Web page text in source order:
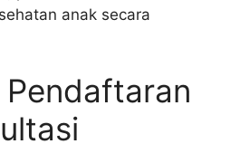
anak secara